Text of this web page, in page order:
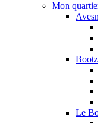
Mon
Le